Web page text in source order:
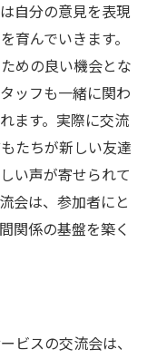
自分の意見を表現
育んでいきます。
めの良い機会とな
ッフも一緒に関わ
ます。実際に交流
たちが新しい友達
い声が寄せられて
会は、参加者にと
関係の基盤を築く
ビスの交流会は、